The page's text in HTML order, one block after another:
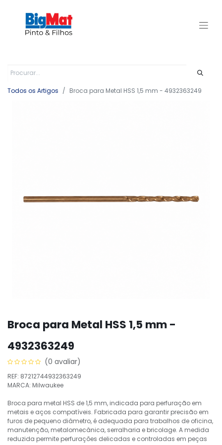
Todos os Artigos Broca para Metal HSS 1,5 mm - 4932363249
Broca para Metal HSS 1,5 mm -
4932363249
(0 avaliar)
REF: 87212744932363249
MARCA: Milwaukee
Broca para metal HSS de 1,5 mm, indicada para perfuração em
metais e aços compatíveis. Fabricada para garantir precisão em
furos de pequeno diâmetro, é adequada para trabalhos de oficina,
manutenção, metalomecânica, serralharia e bricolage. A medida
reduzida permite perfurações delicadas e controladas em peças